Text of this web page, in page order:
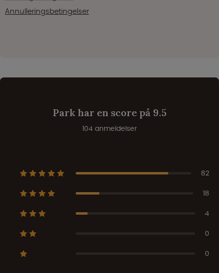
Annulleringsbetingelser
Park har en score på 9.5
104 anmeldelser
82
18
4
0
0